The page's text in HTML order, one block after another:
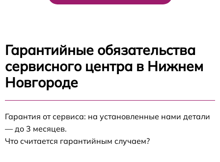
Гарантийные обязательства
сервисного центра в Нижнем
Новгороде
Гарантия от сервиса: на установленные нами детали
— до 3 месяцев.
Что считается гарантийным случаем?